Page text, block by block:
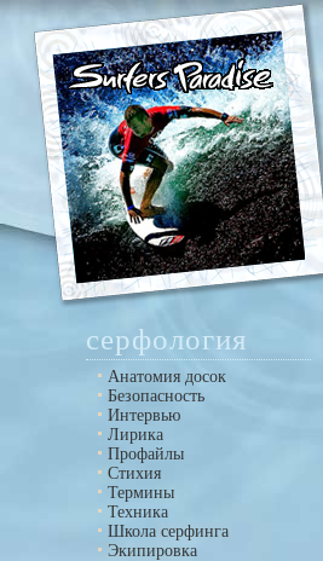
серфология
Анатомия досок
Безопасность
Интервью
Лирика
Профайлы
Стихия
Термины
Техника
Школа серфинга
Экипировка